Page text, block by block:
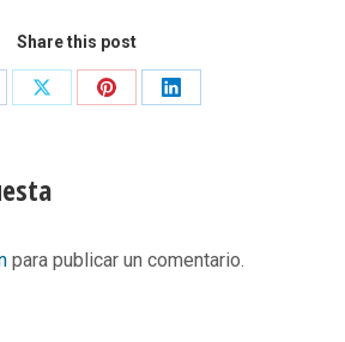
Share this post
Share
Share
Share
para publicar un comentario.